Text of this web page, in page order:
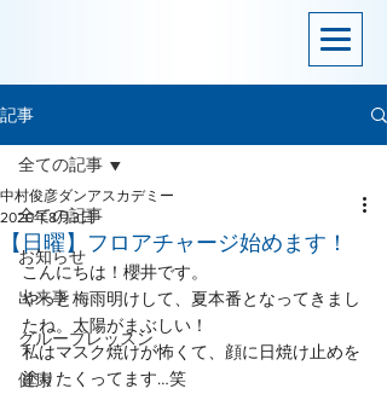
記事
全ての記事
お知らせ
出来事
グループレッスン
健康
全ての記事
【日曜】フロアチャージ始めます！
中村俊彦ダンアスカデミー
2020年8月3日
こんにちは！櫻井です。
やっと梅雨明けして、夏本番となってきまし
たね。太陽がまぶしい！
私はマスク焼けが怖くて、顔に日焼け止めを
塗りたくってます…笑